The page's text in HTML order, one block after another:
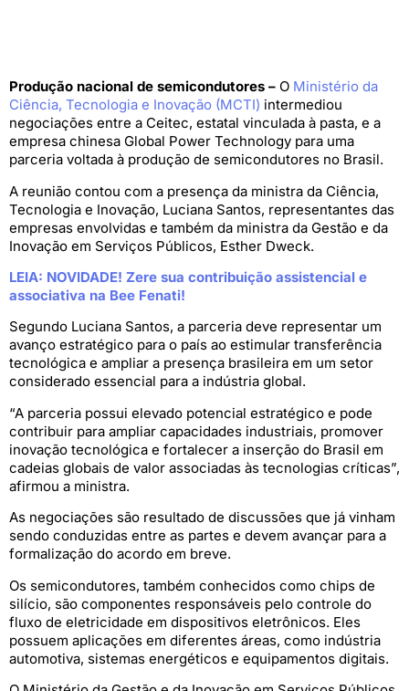
Produção nacional de semicondutores – O Ministério da
Ciência, Tecnologia e Inovação (MCTI) intermediou
negociações entre a Ceitec, estatal vinculada à pasta, e a
empresa chinesa Global Power Technology para uma
parceria voltada à produção de semicondutores no Brasil.
A reunião contou com a presença da ministra da Ciência,
Tecnologia e Inovação, Luciana Santos, representantes das
empresas envolvidas e também da ministra da Gestão e da
Inovação em Serviços Públicos, Esther Dweck.
LEIA: NOVIDADE! Zere sua contribuição assistencial e
associativa na Bee Fenati!
Segundo Luciana Santos, a parceria deve representar um
avanço estratégico para o país ao estimular transferência
tecnológica e ampliar a presença brasileira em um setor
considerado essencial para a indústria global.
“A parceria possui elevado potencial estratégico e pode
contribuir para ampliar capacidades industriais, promover
inovação tecnológica e fortalecer a inserção do Brasil em
cadeias globais de valor associadas às tecnologias críticas”,
afirmou a ministra.
As negociações são resultado de discussões que já vinham
sendo conduzidas entre as partes e devem avançar para a
formalização do acordo em breve.
Os semicondutores, também conhecidos como chips de
silício, são componentes responsáveis pelo controle do
fluxo de eletricidade em dispositivos eletrônicos. Eles
possuem aplicações em diferentes áreas, como indústria
automotiva, sistemas energéticos e equipamentos digitais.